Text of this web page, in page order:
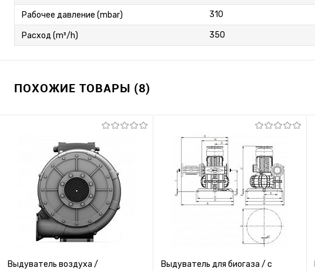
Рабочее давление (mbar) 310
Расход (m³/h) 350
ПОХОЖИЕ ТОВАРЫ (8)
Выдуватель воздуха /
Выдуватель для биогаза / с